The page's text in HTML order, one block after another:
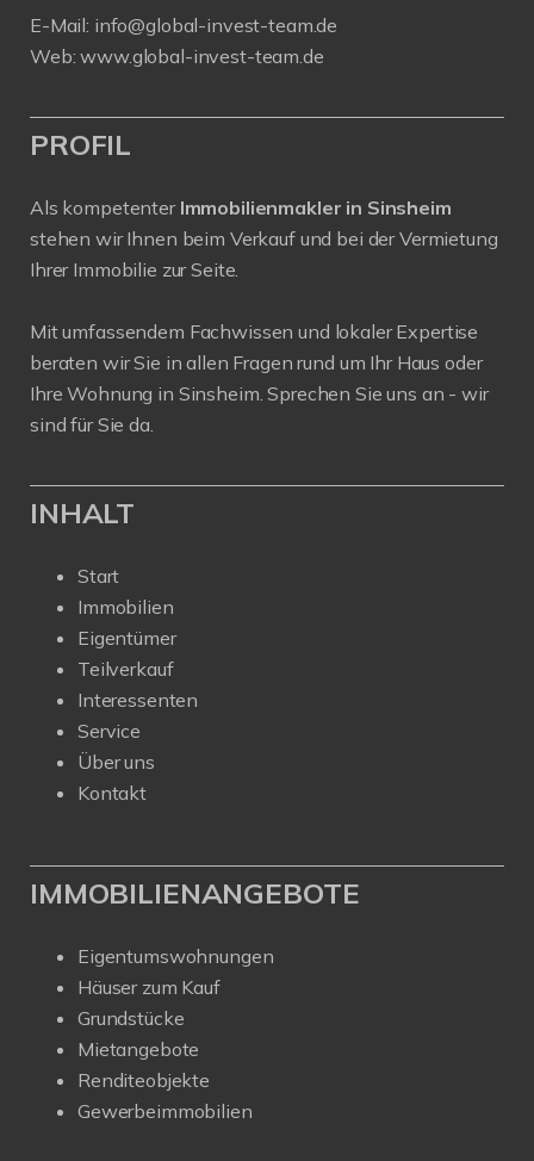
E-Mail: info@global-invest-team.de
Web:www.global-invest-team.de
PROFIL
Als kompetenter Immobilienmakler in Sinsheim
stehen wir Ihnen beim Verkauf und bei der Vermietung
Ihrer Immobilie zur Seite.
Mit umfassendem Fachwissen und lokaler Expertise
beraten wir Sie in allen Fragen rund um Ihr Haus oder
Ihre Wohnung in Sinsheim. Sprechen Sie uns an - wir
sind für Sie da.
INHALT
Start
Immobilien
Eigentümer
Teilverkauf
Interessenten
Service
Über uns
Kontakt
IMMOBILIENANGEBOTE
Eigentumswohnungen
Häuser zum Kauf
Grundstücke
Mietangebote
Renditeobjekte
Gewerbeimmobilien